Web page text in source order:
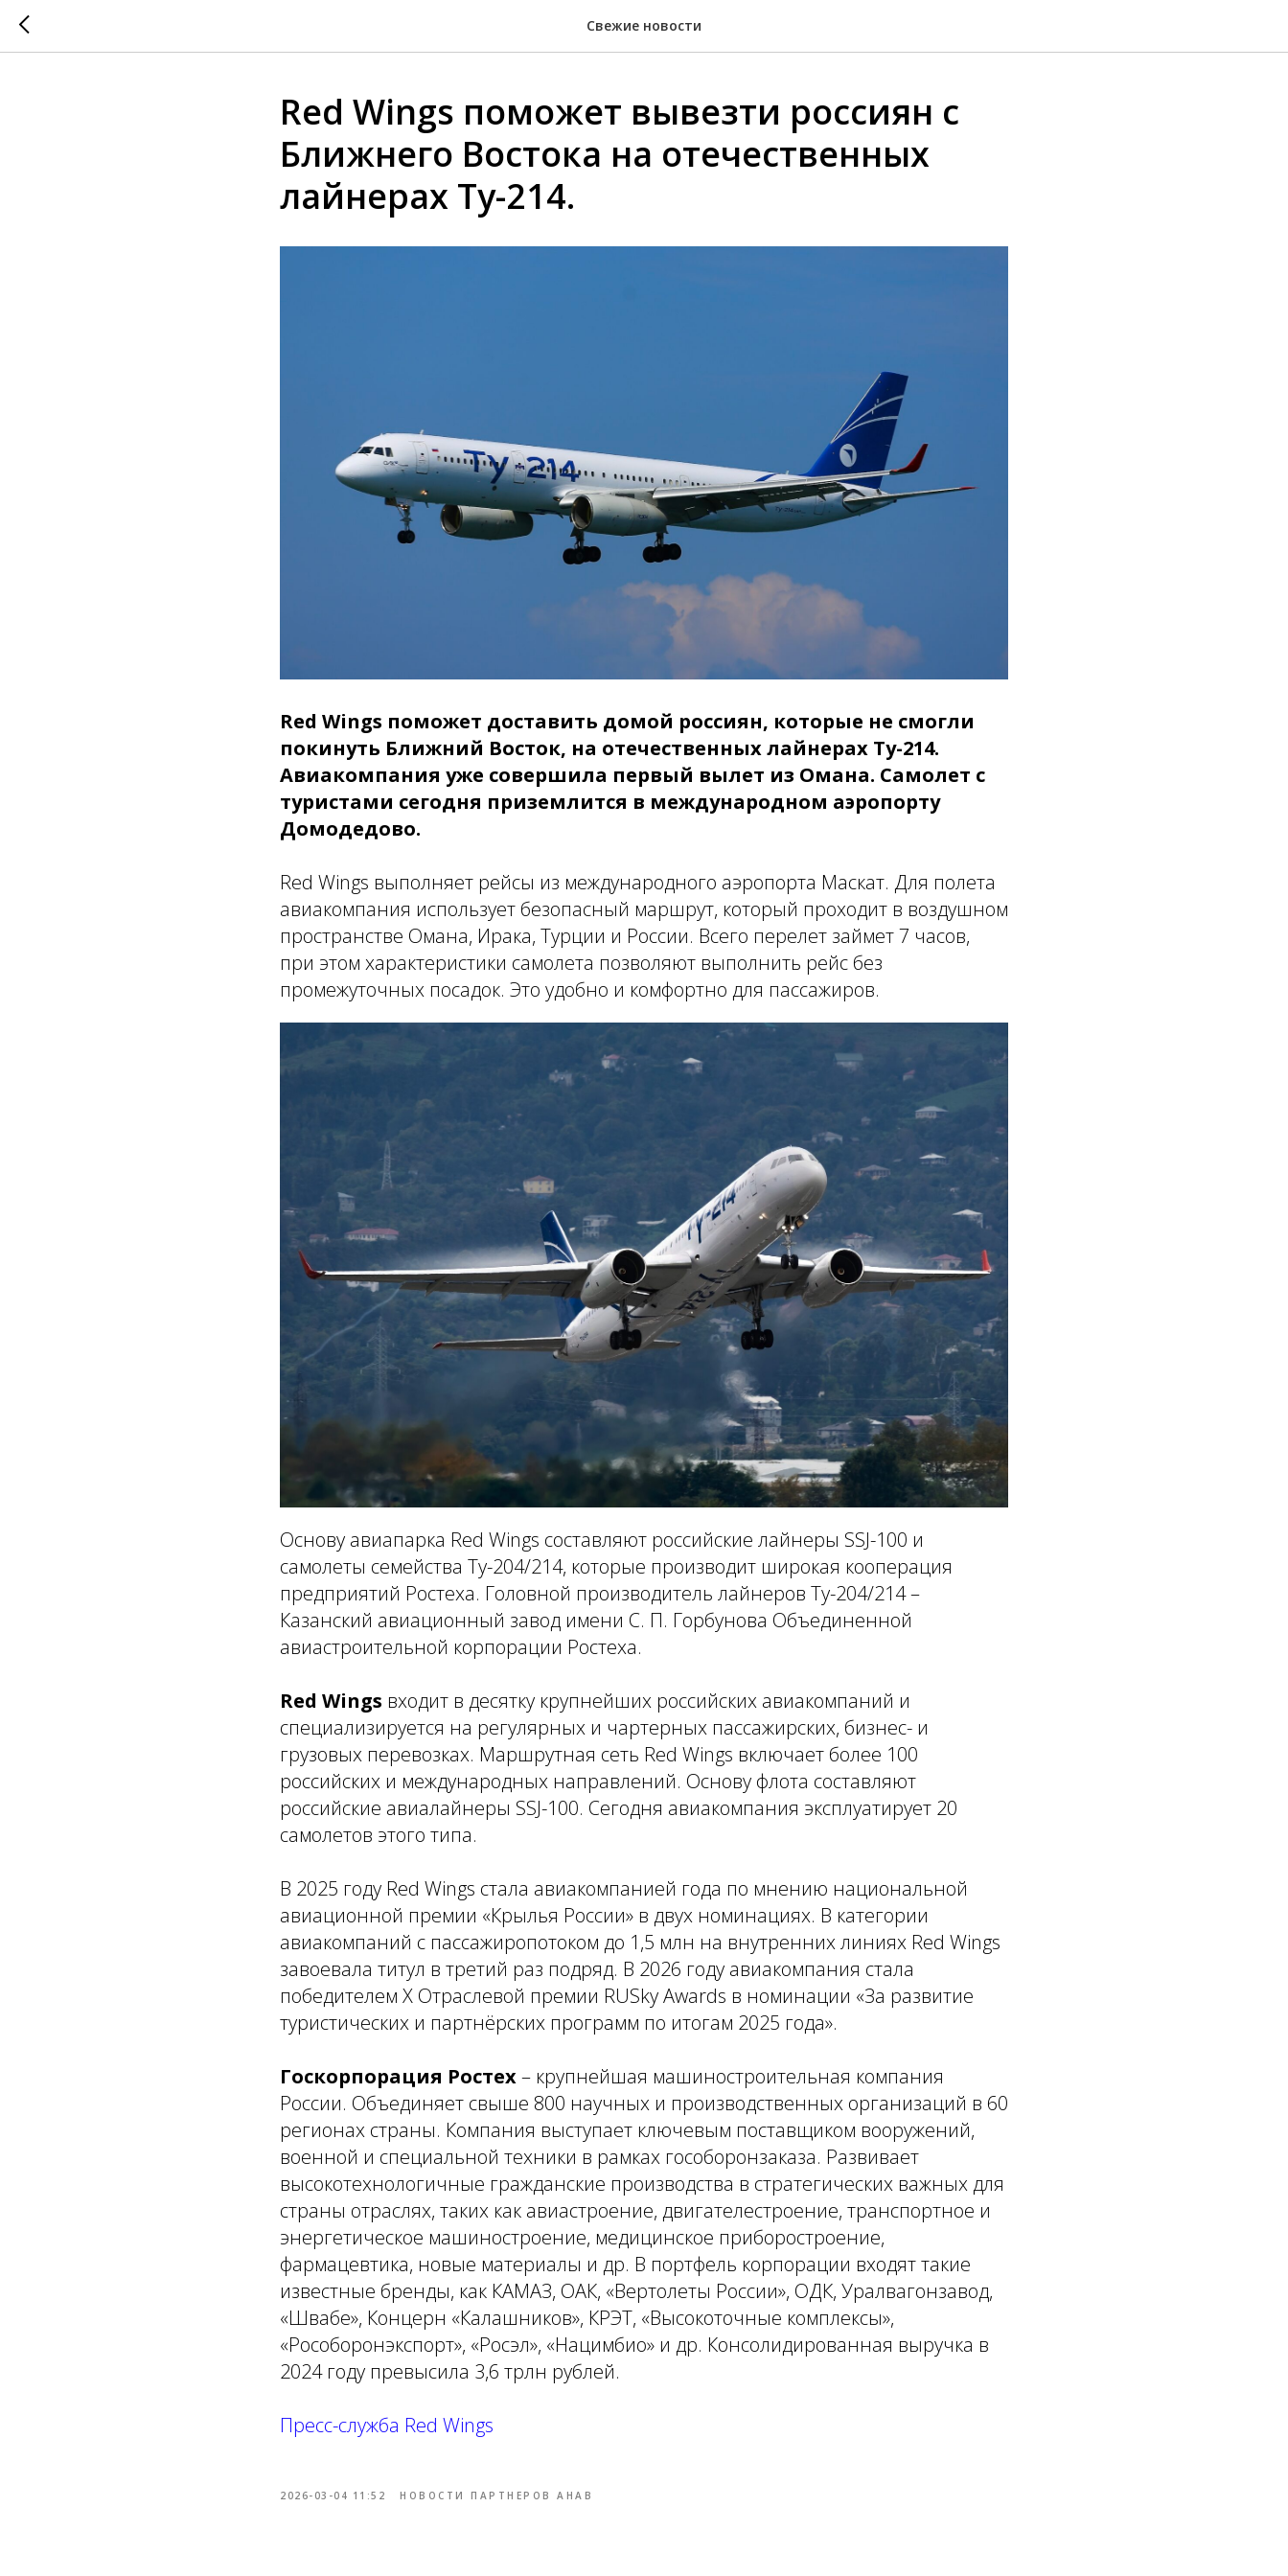
Свежие новости
Red Wings поможет вывезти россиян с
Ближнего Востока на отечественных
лайнерах Ту-214.
Red Wings поможет доставить домой россиян, которые не смогли
покинуть Ближний Восток, на отечественных лайнерах Ту-214.
Авиакомпания уже совершила первый вылет из Омана. Самолет с
туристами сегодня приземлится в международном аэропорту
Домодедово.
Red Wings выполняет рейсы из международного аэропорта Маскат. Для полета
авиакомпания использует безопасный маршрут, который проходит в воздушном
пространстве Омана, Ирака, Турции и России. Всего перелет займет 7 часов,
при этом характеристики самолета позволяют выполнить рейс без
промежуточных посадок. Это удобно и комфортно для пассажиров.
Основу авиапарка Red Wings составляют российские лайнеры SSJ-100 и
самолеты семейства Ту-204/214, которые производит широкая кооперация
предприятий Ростеха. Головной производитель лайнеров Ту-204/214 –
Казанский авиационный завод имени С. П. Горбунова Объединенной
авиастроительной корпорации Ростеха.
Red Wings входит в десятку крупнейших российских авиакомпаний и
специализируется на регулярных и чартерных пассажирских, бизнес- и
грузовых перевозках. Маршрутная сеть Red Wings включает более 100
российских и международных направлений. Основу флота составляют
российские авиалайнеры SSJ-100. Сегодня авиакомпания эксплуатирует 20
самолетов этого типа.
В 2025 году Red Wings стала авиакомпанией года по мнению национальной
авиационной премии «Крылья России» в двух номинациях. В категории
авиакомпаний с пассажиропотоком до 1,5 млн на внутренних линиях Red Wings
завоевала титул в третий раз подряд. В 2026 году авиакомпания стала
победителем X Отраслевой премии RUSky Awards в номинации «За развитие
туристических и партнёрских программ по итогам 2025 года».
Госкорпорация Ростех– крупнейшая машиностроительная компания
России. Объединяет свыше 800 научных и производственных организаций в 60
регионах страны. Компания выступает ключевым поставщиком вооружений,
военной и специальной техники в рамках гособоронзаказа. Развивает
высокотехнологичные гражданские производства в стратегических важных для
страны отраслях, таких как авиастроение, двигателестроение, транспортное и
энергетическое машиностроение, медицинское приборостроение,
фармацевтика, новые материалы и др. В портфель корпорации входят такие
известные бренды, как КАМАЗ, ОАК, «Вертолеты России», ОДК, Уралвагонзавод,
«Швабе», Концерн «Калашников», КРЭТ, «Высокоточные комплексы»,
«Рособоронэкспорт», «Росэл», «Нацимбио» и др. Консолидированная выручка в
2024 году превысила 3,6 трлн рублей.
Пресс-cлужба Red Wings
2026-03-04 11:52 НОВОСТИ ПАРТНЕРОВ АНАВ